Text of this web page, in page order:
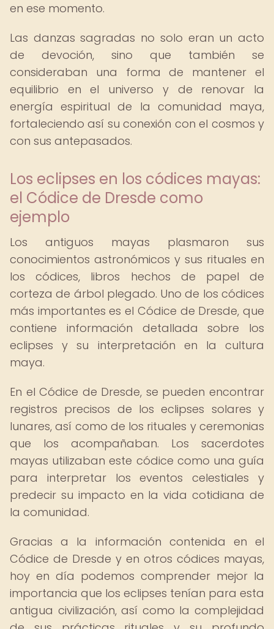
en ese momento.
Las danzas sagradas no solo eran un acto
de devoción, sino que también se
consideraban una forma de mantener el
equilibrio en el universo y de renovar la
energía espiritual de la comunidad maya,
fortaleciendo así su conexión con el cosmos y
con sus antepasados.
Los eclipses en los códices mayas:
el Códice de Dresde como
ejemplo
Los antiguos mayas plasmaron sus
conocimientos astronómicos y sus rituales en
los códices, libros hechos de papel de
corteza de árbol plegado. Uno de los códices
más importantes es el Códice de Dresde, que
contiene información detallada sobre los
eclipses y su interpretación en la cultura
maya.
En el Códice de Dresde, se pueden encontrar
registros precisos de los eclipses solares y
lunares, así como de los rituales y ceremonias
que los acompañaban. Los sacerdotes
mayas utilizaban este códice como una guía
para interpretar los eventos celestiales y
predecir su impacto en la vida cotidiana de
la comunidad.
Gracias a la información contenida en el
Códice de Dresde y en otros códices mayas,
hoy en día podemos comprender mejor la
importancia que los eclipses tenían para esta
antigua civilización, así como la complejidad